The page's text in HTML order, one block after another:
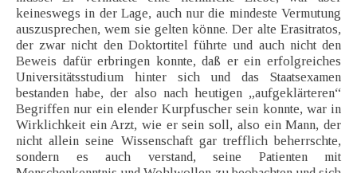
keineswegs in der Lage, auch nur die mindeste Vermutung
auszusprechen, wem sie gelten könne. Der alte Erasitratos,
der zwar nicht den Doktortitel führte und auch nicht den
Beweis dafür erbringen konnte, daß er ein erfolgreiches
Universitätsstudium hinter sich und das Staatsexamen
bestanden habe, der also nach heutigen „aufgeklärteren“
Begriffen nur ein elender Kurpfuscher sein konnte, war in
Wirklichkeit ein Arzt, wie er sein soll, also ein Mann, der
nicht allein seine Wissenschaft gar trefflich beherrschte,
sondern es auch verstand, seine Patienten mit